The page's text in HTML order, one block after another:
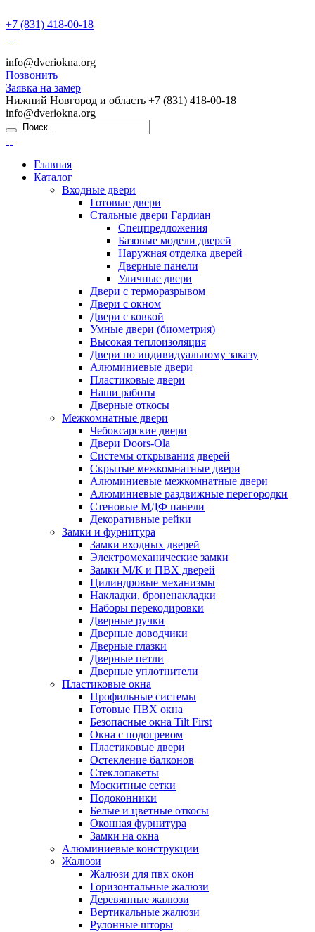
+7 (831) 418-00-18
info@dveriokna.org
Позвонить
Заявка на замер
Нижний Новгород и область +7 (831) 418-00-18
info@dveriokna.org
Главная
Каталог
Входные двери
Готовые двери
Стальные двери Гардиан
Спецпредложения
Базовые модели дверей
Наружная отделка дверей
Дверные панели
Уличные двери
Двери с терморазрывом
Двери с окном
Двери с ковкой
Умные двери (биометрия)
Высокая теплоизоляция
Двери по индивидуальному заказу
Алюминиевые двери
Пластиковые двери
Наши работы
Дверные откосы
Межкомнатные двери
Чебоксарские двери
Двери Doors-Ola
Системы открывания дверей
Скрытые межкомнатные двери
Алюминиевые межкомнатные двери
Алюминиевые раздвижные перегородки
Стеновые МДФ панели
Декоративные рейки
Замки и фурнитура
Замки входных дверей
Электромеханические замки
Замки М/К и ПВХ дверей
Цилиндровые механизмы
Накладки, броненакладки
Наборы перекодировки
Дверные ручки
Дверные доводчики
Дверные глазки
Дверные петли
Дверные уплотнители
Пластиковые окна
Профильные системы
Готовые ПВХ окна
Безопасные окна Tilt First
Окна с подогревом
Пластиковые двери
Остекление балконов
Стеклопакеты
Москитные сетки
Подоконники
Белые и цветные откосы
Оконная фурнитура
Замки на окна
Алюминиевые конструкции
Жалюзи
Жалюзи для пвх окон
Горизонтальные жалюзи
Деревянные жалюзи
Вертикальные жалюзи
Рулонные шторы